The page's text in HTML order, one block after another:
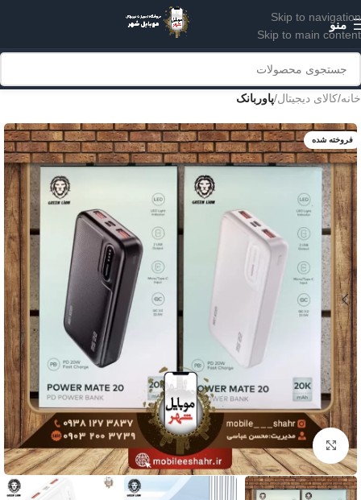
Skip to navigation
Skip to main content
منو
خانه کالای دیجیتال پاوربانک
فروخته شده
سفید
مشکی
برای بزرگنمایی کلیک کنید